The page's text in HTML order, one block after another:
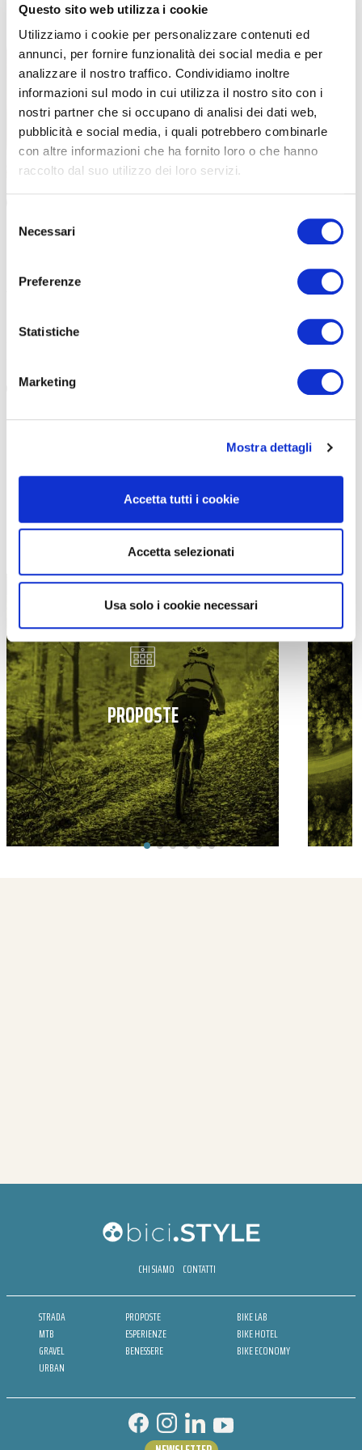
Questo sito web utilizza i cookie
Utilizziamo i cookie per personalizzare contenuti ed
annunci, per fornire funzionalità dei social media e per
analizzare il nostro traffico. Condividiamo inoltre
informazioni sul modo in cui utilizza il nostro sito con i
nostri partner che si occupano di analisi dei dati web,
pubblicità e social media, i quali potrebbero combinarle
con altre informazioni che ha fornito loro o che hanno
raccolto dal suo utilizzo dei loro servizi.
delNecessari
Preferenze
Statistiche
Marketing
Mostra dettagli
Accetta tutti i cookie
Accetta selezionati
Usa solo i cookie necessari
BICI E VACANZA: LA SETTIMANA DI VISCONTI AL
Giovanni Visconti è un ex pro’. La scorsa settimana era in
TUTTE LE CATEGORIE DEL MAGAZINE
PROPOSTE
CHI SIAMO CONTATTI
STRADA
MTB
GRAVEL
URBAN
PROPOSTE
ESPERIENZE
BENESSERE
BIKE LAB
BIKE HOTEL
BIKE ECONOMY